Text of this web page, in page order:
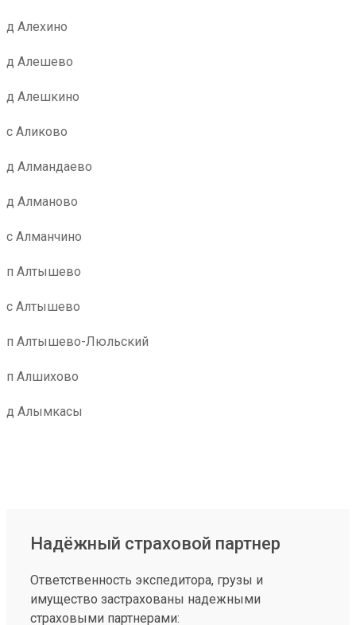
д Алехино
д Алешево
д Алешкино
с Аликово
д Алмандаево
д Алманово
с Алманчино
п Алтышево
с Алтышево
п Алтышево-Люльский
п Алшихово
д Алымкасы
Надёжный страховой партнер
Ответственность экспедитора, грузы и
имущество застрахованы надежными
страховыми партнерами: